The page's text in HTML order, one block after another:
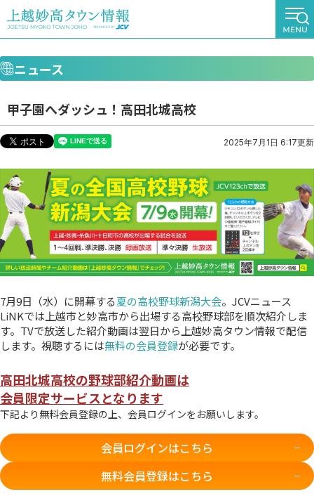
ニュース
甲子園へダッシュ！高田北城高校
2025年7月1日 6:17更新
7月9日（水）に開幕する夏の高校野球新潟大会。JCVニュース
LiNKでは上越市と妙高市から出場する高校野球部を順次紹介しま
す。TVで放送した紹介動画は翌日から上越妙高タウン情報で配信
します。視聴するには無料の会員登録が必要です。
高田北城高校の野球部紹介動画は
会員限定サービスとなります
下記より無料会員登録の上、会員ログインをお願いします。
会員ログインはこちら
無料会員登録はこちら